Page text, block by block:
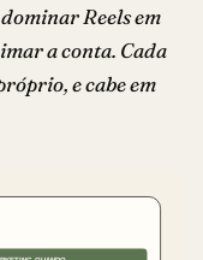
Reels em
a conta. Cada
e cabe em